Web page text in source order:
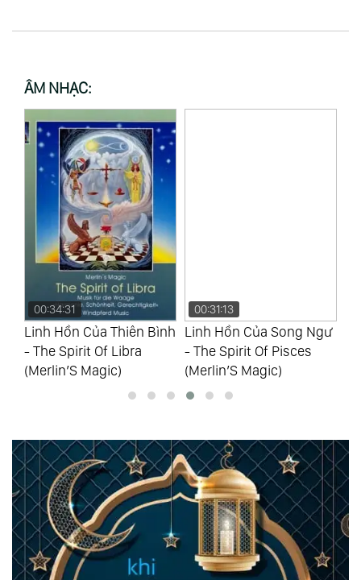
ÂM NHẠC:
00:34:31
Linh Hồn Của Thiên Bình
- The Spirit Of Libra
(Merlin’S Magic)
00:31:13
Linh Hồn Của Song Ngư
- The Spirit Of Pisces
(Merlin’S Magic)